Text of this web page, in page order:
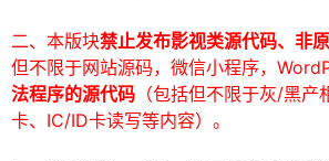
解
二、本版块禁止发布影视类源代码、非
但不限于网站源码，微信小程序，
法程序的源代码 （包括但不限于灰/黑
卡、IC/ID卡读写等内容）。